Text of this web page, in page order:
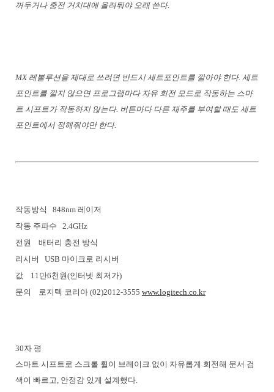
꺼두거나 충전 거치대에 올려둬야 오래 쓴다.
MX 레볼루션을 제대로 쓰려면 반드시 세트포인트를 깔아야 한다. 세트
포인트를 깔지 않으면 프로그램마다 자유 회전 모드로 작동하는 스마
트 시프트가 작동하지 않는다. 버튼마다 다른 재주를 부여할 때도 세트
포인트에서 정해줘야만 한다.
작동방식 848nm 레이저
작동 주파수 2.4GHz
전원 배터리 충전 방식
리시버 USB 마이크로 리시버
값 11만6천원(인터넷 최저가)
문의 로지텍 코리아 (02)2012-3555 www.logitech.co.kr
30자 평
스마트 시프트로 스크롤 휠이 브레이크 없이 자유롭게 회전해 문서 검
색이 빠르고, 안정감 있게 설계했다.